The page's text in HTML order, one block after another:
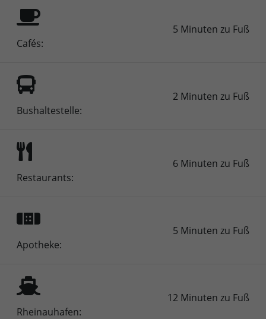
Cafés:
5 Minuten zu Fuß
Bushaltestelle:
2 Minuten zu Fuß
Restaurants:
6 Minuten zu Fuß
Apotheke:
5 Minuten zu Fuß
Rheinauhafen:
12 Minuten zu Fuß